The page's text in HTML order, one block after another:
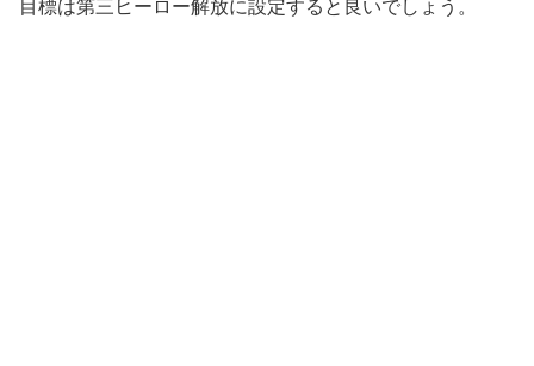
目標は第三ヒーロー解放に設定すると良いでしょう。